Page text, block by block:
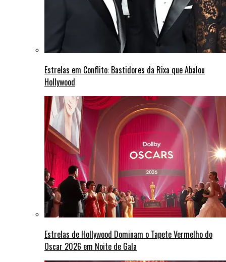
Estrelas em Conflito: Bastidores da Rixa que Abalou
Hollywood
Estrelas de Hollywood Dominam o Tapete Vermelho do
Oscar 2026 em Noite de Gala